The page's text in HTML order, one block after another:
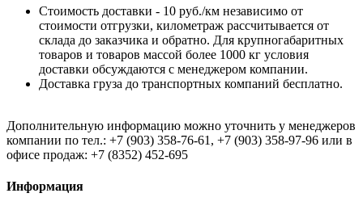
Стоимость доставки - 10 руб./км независимо от
стоимости отгрузки, километраж рассчитывается от
склада до заказчика и обратно. Для крупногабаритных
товаров и товаров массой более 1000 кг условия
доставки обсуждаются с менеджером компании.
Доставка груза до транспортных компаний бесплатно.
Дополнительную информацию можно уточнить у менеджеров
компании по тел.: +7 (903) 358-76-61, +7 (903) 358-97-96 или в
офисе продаж: +7 (8352) 452-695
Информация